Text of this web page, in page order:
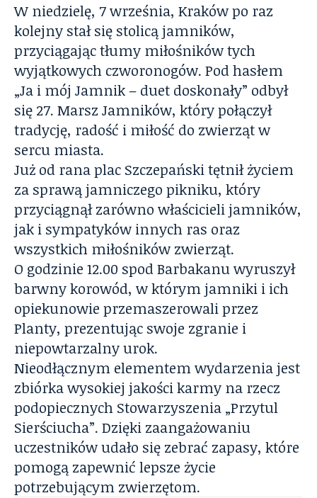
W niedzielę, 7 września, Kraków po raz
kolejny stał się stolicą jamników,
przyciągając tłumy miłośników tych
wyjątkowych czworonogów. Pod hasłem
„Ja i mój Jamnik – duet doskonały” odbył
się 27. Marsz Jamników, który połączył
tradycję, radość i miłość do zwierząt w
sercu miasta.
Już od rana plac Szczepański tętnił życiem
za sprawą jamniczego pikniku, który
przyciągnął zarówno właścicieli jamników,
jak i sympatyków innych ras oraz
wszystkich miłośników zwierząt.
O godzinie 12.00 spod Barbakanu wyruszył
barwny korowód, w którym jamniki i ich
opiekunowie przemaszerowali przez
Planty, prezentując swoje zgranie i
niepowtarzalny urok.
Nieodłącznym elementem wydarzenia jest
zbiórka wysokiej jakości karmy na rzecz
podopiecznych Stowarzyszenia „Przytul
Sierściucha”. Dzięki zaangażowaniu
uczestników udało się zebrać zapasy, które
pomogą zapewnić lepsze życie
potrzebującym zwierzętom.